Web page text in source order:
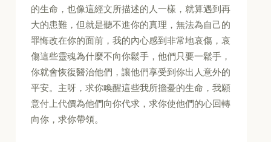
的生命，也像這經文所描述的人一樣，就算遇到再
大的患難，但就是聽不進你的真理，無法為自己的
罪悔改在你的面前，我的內心感到非常地哀傷，哀
傷這些靈魂為什麼不向你鬆手，他們只要一鬆手，
你就會恢復醫治他們，讓他們享受到你出人意外的
平安。主呀，求你喚醒這些我所擔憂的生命，我願
意付上代價為他們向你代求，求你使他們的心回轉
向你，求你帶領。